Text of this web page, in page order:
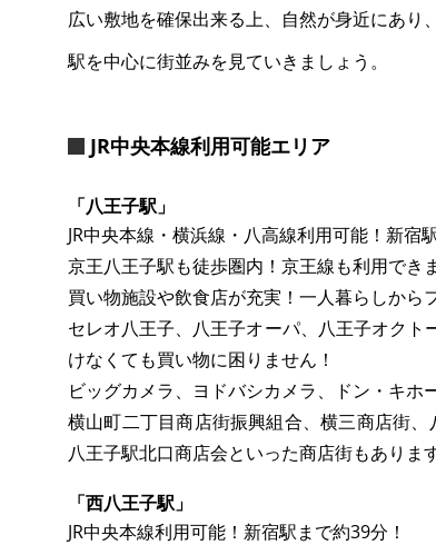
広い敷地を確保出来る上、自然が身近にあり
駅を中心に街並みを見ていきましょう。
JR中央本線利用可能エリア
「八王子駅」
JR中央本線・横浜線・八高線利用可能！新宿
京王八王子駅も徒歩圏内！京王線も利用でき
買い物施設や飲食店が充実！一人暮らしから
セレオ八王子、八王子オーパ、八王子オク
けなくても買い物に困りません！
ビッグカメラ、ヨドバシカメラ、ドン・キホ
横山町二丁目商店街振興組合、横三商店街、
八王子駅北口商店会といった商店街もあります
「西八王子駅」
JR中央本線利用可能！新宿駅まで約39分！